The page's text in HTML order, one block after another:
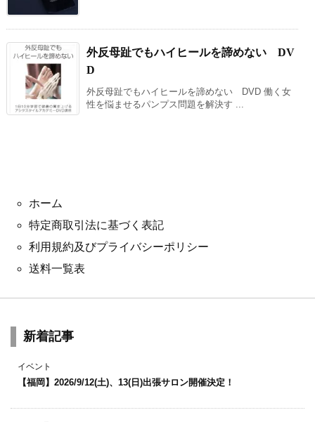
外反母趾でもハイヒールを諦めない DV
D
外反母趾でもハイヒールを諦めない DVD 働く女
性を悩ませるパンプス問題を解決す ...
ホーム
特定商取引法に基づく表記
利用規約及びプライバシーポリシー
送料一覧表
新着記事
イベント
【福岡】2026/9/12(土)、13(日)出張サロン開催決定！